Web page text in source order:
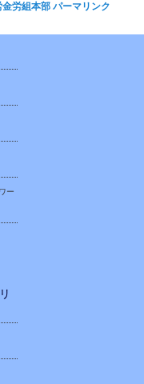
金労組本部 パーマリンク
ー